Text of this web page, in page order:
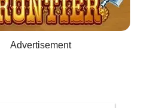
Advertisement